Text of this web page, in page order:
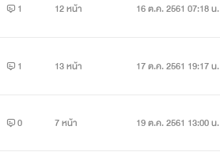
1 12 หน้า 16 ต.ค. 2561 07:18 น.
1 13 หน้า 17 ต.ค. 2561 19:17 น.
0 7 หน้า 19 ต.ค. 2561 13:00 น.